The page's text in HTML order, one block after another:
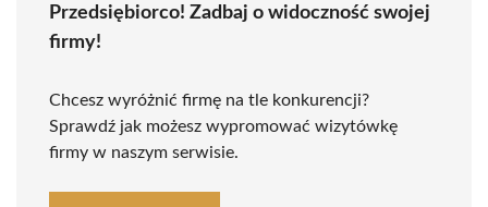
Przedsiębiorco! Zadbaj o widoczność swojej
firmy!
Chcesz wyróżnić firmę na tle konkurencji?
Sprawdź jak możesz wypromować wizytówkę
firmy w naszym serwisie.